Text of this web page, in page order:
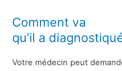
Comment va
qu’il a
Votre médecin peut